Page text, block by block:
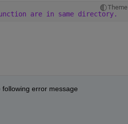
Theme
are in same directory.
error message